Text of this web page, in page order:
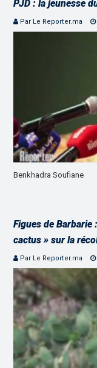
PJD : la jeunesse
Par Le Reporter.ma
Benkhadra Soufiane
Figues de Barbarie
cactus » sur la
Par Le Reporter.ma